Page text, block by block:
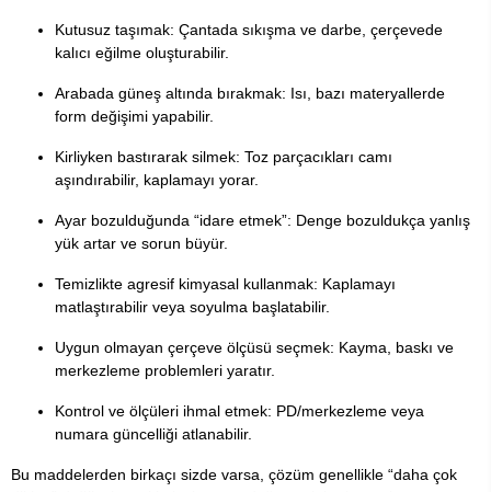
Kutusuz taşımak: Çantada sıkışma ve darbe, çerçevede
kalıcı eğilme oluşturabilir.
Arabada güneş altında bırakmak: Isı, bazı materyallerde
form değişimi yapabilir.
Kirliyken bastırarak silmek: Toz parçacıkları camı
aşındırabilir, kaplamayı yorar.
Ayar bozulduğunda “idare etmek”: Denge bozuldukça yanlış
yük artar ve sorun büyür.
Temizlikte agresif kimyasal kullanmak: Kaplamayı
matlaştırabilir veya soyulma başlatabilir.
Uygun olmayan çerçeve ölçüsü seçmek: Kayma, baskı ve
merkezleme problemleri yaratır.
Kontrol ve ölçüleri ihmal etmek: PD/merkezleme veya
numara güncelliği atlanabilir.
Bu maddelerden birkaçı sizde varsa, çözüm genellikle “daha çok